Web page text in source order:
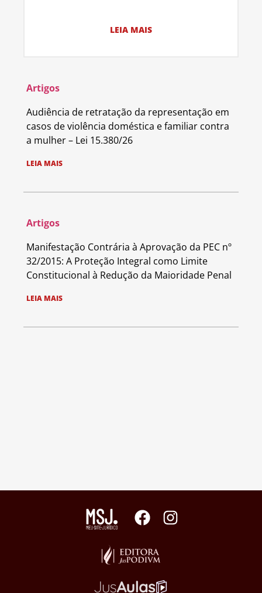
LEIA MAIS
Artigos
Audiência de retratação da representação em
casos de violência doméstica e familiar contra
a mulher – Lei 15.380/26
LEIA MAIS
Artigos
Manifestação Contrária à Aprovação da PEC nº
32/2015: A Proteção Integral como Limite
Constitucional à Redução da Maioridade Penal
LEIA MAIS